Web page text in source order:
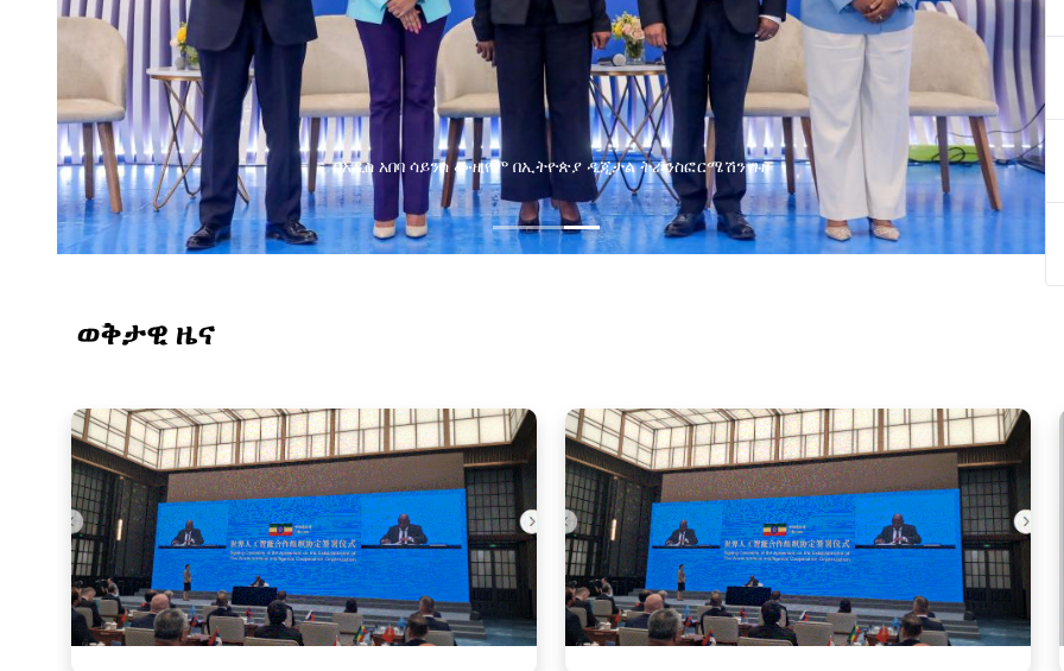
በአዲስ አበባ ሳይንስ ሙዚየም በኢትዮጵያ ዲጂታል ትራንስፎርሜሽን ጉዞ
ወቅታዊ ዜና